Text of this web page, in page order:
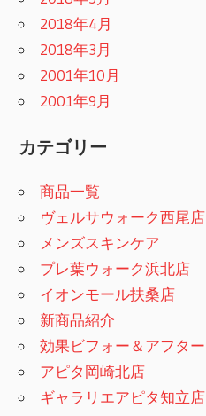
2018年4月
2018年3月
2001年10月
2001年9月
カテゴリー
商品一覧
ヴェルサウォーク西尾店
メンズスキンケア
プレ葉ウォーク浜北店
イオンモール扶桑店
新商品紹介
効果ビフォー＆アフター
アピタ岡崎北店
ギャラリエアピタ知立店